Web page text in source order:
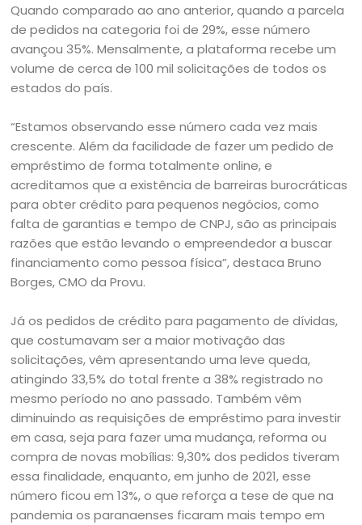
Quando comparado ao ano anterior, quando a parcela
de pedidos na categoria foi de 29%, esse número
avançou 35%. Mensalmente, a plataforma recebe um
volume de cerca de 100 mil solicitações de todos os
estados do país.
“Estamos observando esse número cada vez mais
crescente. Além da facilidade de fazer um pedido de
empréstimo de forma totalmente online, e
acreditamos que a existência de barreiras burocráticas
para obter crédito para pequenos negócios, como
falta de garantias e tempo de CNPJ, são as principais
razões que estão levando o empreendedor a buscar
financiamento como pessoa física”, destaca Bruno
Borges, CMO da Provu.
Já os pedidos de crédito para pagamento de dívidas,
que costumavam ser a maior motivação das
solicitações, vêm apresentando uma leve queda,
atingindo 33,5% do total frente a 38% registrado no
mesmo período no ano passado. Também vêm
diminuindo as requisições de empréstimo para investir
em casa, seja para fazer uma mudança, reforma ou
compra de novas mobílias: 9,30% dos pedidos tiveram
essa finalidade, enquanto, em junho de 2021, esse
número ficou em 13%, o que reforça a tese de que na
pandemia os paranaenses ficaram mais tempo em